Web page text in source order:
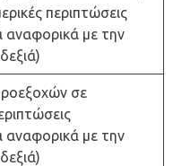
περιπτώσεις
αναφορικά με την
σε
αναφορικά με την